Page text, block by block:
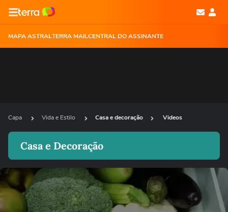
MAPA ASTRALTERRA MAILCENTRAL DO ASSINANTE
Capa Vida e Estilo Casa e decoração Videos
Casa e Decoração
Ops!
Não foi possível reproduzir o vídeo